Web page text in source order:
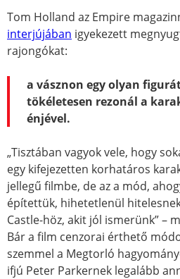
Tom Holland az Empire
interjújában igyekezett
rajongókat:
a vásznon egy olyan
tökéletesen rezonál a
énjével.
„Tisztában vagyok vele, hogy
egy kifejezetten korhatáros
jellegű filmbe, de az a mód,
építettük, hihetetlenül
Castle-höz, akit jól ismerünk” –
Bár a film cenzorai érthető
szemmel a Megtorló
ifjú Peter Parkernek legalább